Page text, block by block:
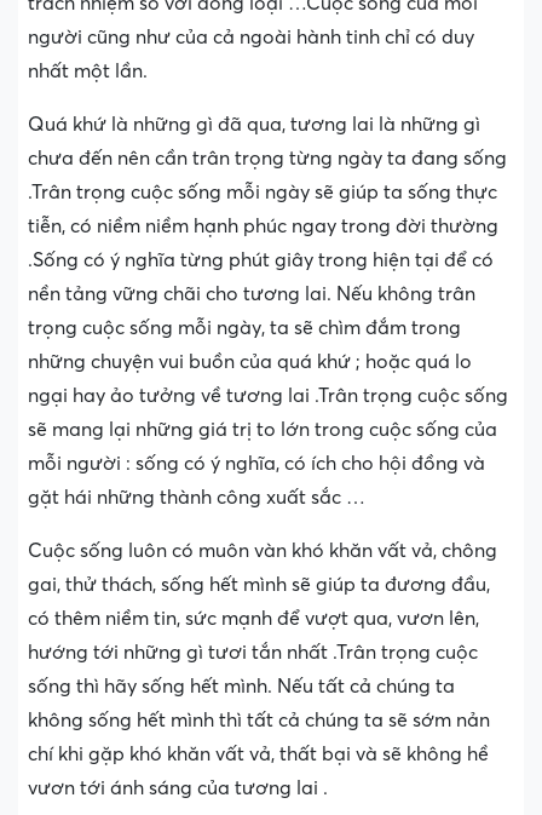
người cũng như của cả ngoài hành tinh chỉ có duy
nhất một lần.
Quá khứ là những gì đã qua, tương lai là những gì
chưa đến nên cần trân trọng từng ngày ta đang sống
.Trân trọng cuộc sống mỗi ngày sẽ giúp ta sống thực
tiễn, có niềm niềm hạnh phúc ngay trong đời thường
.Sống có ý nghĩa từng phút giây trong hiện tại để có
nền tảng vững chãi cho tương lai. Nếu không trân
trọng cuộc sống mỗi ngày, ta sẽ chìm đắm trong
những chuyện vui buồn của quá khứ ; hoặc quá lo
ngại hay ảo tưởng về tương lai .Trân trọng cuộc sống
sẽ mang lại những giá trị to lớn trong cuộc sống của
mỗi người : sống có ý nghĩa, có ích cho hội đồng và
gặt hái những thành công xuất sắc …
Cuộc sống luôn có muôn vàn khó khăn vất vả, chông
gai, thử thách, sống hết mình sẽ giúp ta đương đầu,
có thêm niềm tin, sức mạnh để vượt qua, vươn lên,
hướng tới những gì tươi tắn nhất .Trân trọng cuộc
sống thì hãy sống hết mình. Nếu tất cả chúng ta
không sống hết mình thì tất cả chúng ta sẽ sớm nản
chí khi gặp khó khăn vất vả, thất bại và sẽ không hề
vươn tới ánh sáng của tương lai .